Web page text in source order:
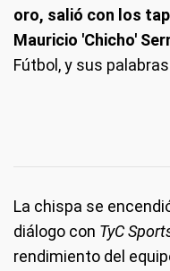
oro, salió con los
Mauricio 'Chicho'
Fútbol, y sus
La chispa se
diálogo con TyC
rendimiento del